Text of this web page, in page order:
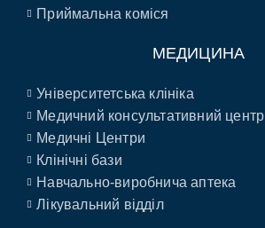
Приймальна коміся
МЕДИЦИНА
Університетська клініка
Медичний консультативний центр
Медичні Центри
Клінічні бази
Навчально-виробнича аптека
Лікувальний відділ